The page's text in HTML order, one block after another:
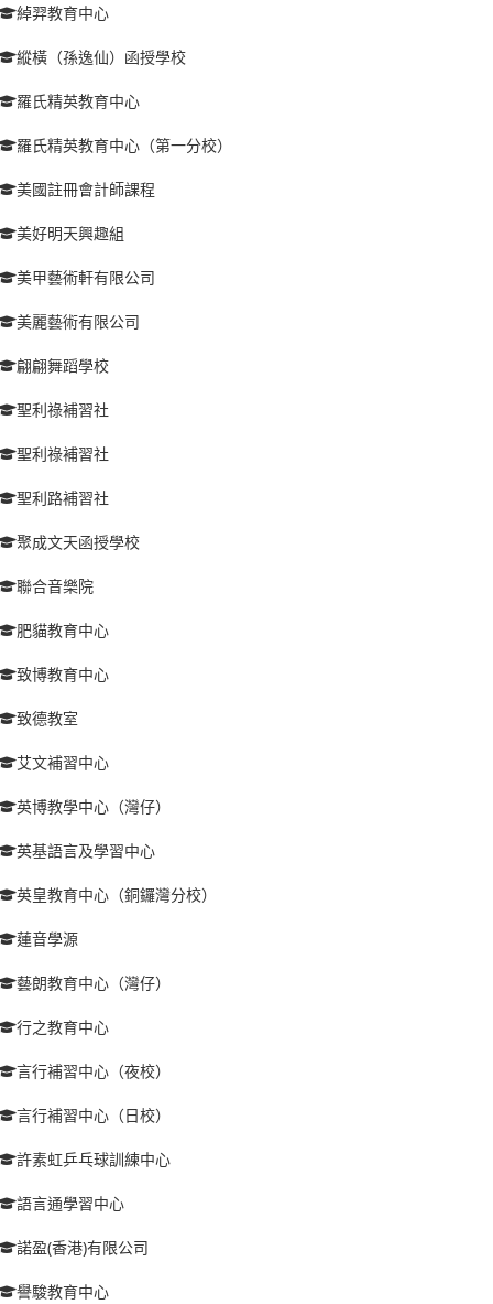
綽羿教育中心
縱橫（孫逸仙）函授學校
羅氏精英教育中心
羅氏精英教育中心（第一分校）
美國註冊會計師課程
美好明天興趣組
美甲藝術軒有限公司
美麗藝術有限公司
翩翩舞蹈學校
聖利祿補習社
聖利祿補習社
聖利路補習社
聚成文天函授學校
聯合音樂院
肥貓教育中心
致博教育中心
致德教室
艾文補習中心
英博教學中心（灣仔）
英基語言及學習中心
英皇教育中心（銅鑼灣分校）
蓮音學源
藝朗教育中心（灣仔）
行之教育中心
言行補習中心（夜校）
言行補習中心（日校）
許素虹乒乓球訓練中心
語言通學習中心
諾盈(香港)有限公司
譽駿教育中心